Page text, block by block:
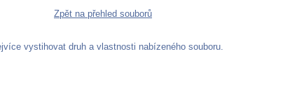
Zpět na přehled souborů
vystihovat druh a vlastnosti nabízeného souboru.